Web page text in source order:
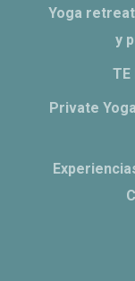
Yoga
y
TE
Private